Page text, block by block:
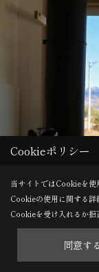
Cookieポリシー
当サイトではCookieを使
Cookieの使用に関する詳
Cookieを受け入れるか拒
同意する